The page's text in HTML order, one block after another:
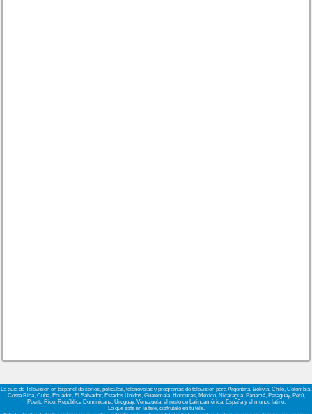
La guía de Televisión en Español de series, películas, telenovelas y programas de televisión para Argentina, Bolivia, Chile, Colombia,
Costa Rica, Cuba, Ecuador, El Salvador, Estados Unidos, Guatemala, Honduras, México, Nicaragua, Panamá, Paraguay, Perú,
Puerto Rico, República Dominicana, Uruguay, Venezuela, el resto de Latinoamérica, España y el mundo latino.
Lo que está en la tele, disfrútalo en tu tele.